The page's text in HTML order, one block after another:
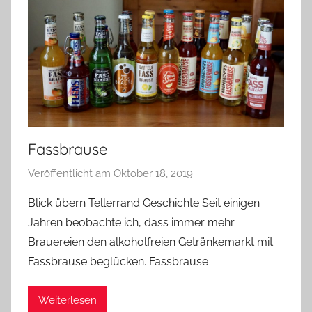
Fassbrause
Veröffentlicht am Oktober 18, 2019
n
b
i
e
Blick übern Tellerrand Geschichte Seit einigen
Jahren beobachte ich, dass immer mehr
Brauereien den alkoholfreien Getränkemarkt mit
Fassbrause beglücken. Fassbrause
Weiterlesen